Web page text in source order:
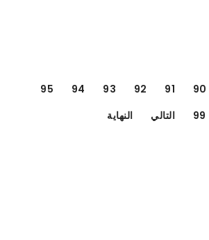
90
91
92
93
94
95
99 التالي النهاية